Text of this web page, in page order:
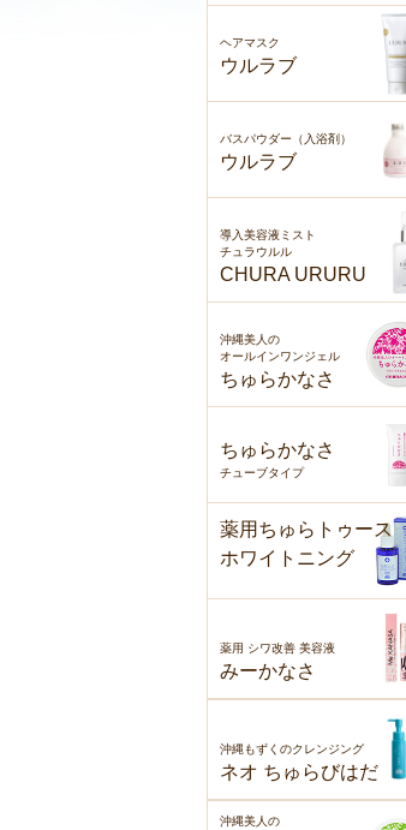
ヘアマスク
ウルラブ
バスパウダー（入浴剤）
ウルラブ
導入美容液ミスト
チュラウルル
CHURA URURU
沖縄美人の
オールインワンジェル
ちゅらかなさ
ちゅらかなさ
チューブタイプ
薬用ちゅらトゥース
ホワイトニング
薬用 シワ改善 美容液
みーかなさ
沖縄もずくのクレンジング
ネオ ちゅらびはだ
沖縄美人の